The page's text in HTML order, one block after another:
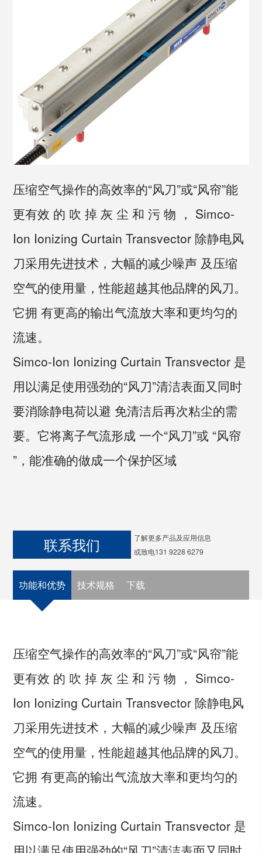
联系我们
了解更多产品及应用信息
或致电131 9228 6279
压缩空气操作的高效率的“风刀”或“风帘”能
更有效 的 吹 掉 灰 尘 和 污 物 ， Simco-
Ion Ionizing Curtain Transvector 除静电风
刀采用先进技术，大幅的减少噪声 及压缩
空气的使用量，性能超越其他品牌的风刀。
它拥 有更高的输出气流放大率和更均匀的
流速。
Simco-Ion Ionizing Curtain Transvector 是
用以满足使用强劲的“风刀”清洁表面又同时
要消除静电荷以避 免清洁后再次粘尘的需
要。它将离子气流形成 一个“风刀”或 “风帘
”，能准确的做成一个保护区域
功能和优势 技术规格 下载
压缩空气操作的高效率的“风刀”或“风帘”能
更有效 的 吹 掉 灰 尘 和 污 物 ， Simco-
Ion Ionizing Curtain Transvector 除静电风
刀采用先进技术，大幅的减少噪声 及压缩
空气的使用量，性能超越其他品牌的风刀。
它拥 有更高的输出气流放大率和更均匀的
流速。
Simco-Ion Ionizing Curtain Transvector 是